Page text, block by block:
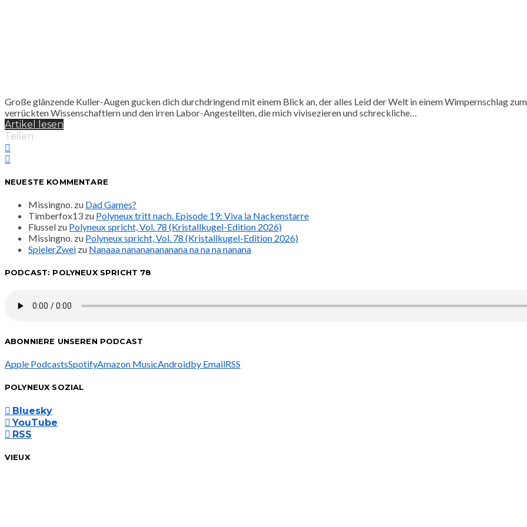
Große glänzende Kuller-Augen gucken dich durchdringend mit einem Blick an, der alles Leid der Welt in einem Wimpernschlag
verrückten Wissenschaftlern und den irren Labor-Angestellten, die mich vivisezieren und schreckliche…
Artikel lesen
Teilen
NEUESTE KOMMENTARE
Missingno. zu Dad Games?
Timberfox13 zu Polyneux tritt nach. Episode 19: Viva la Nackenstarre
Flussel zu Polyneux spricht, Vol. 78 (Kristallkugel-Edition 2026)
Missingno. zu Polyneux spricht, Vol. 78 (Kristallkugel-Edition 2026)
SpielerZwei zu Nanaaa nanananananana na na na nanana
PODCAST: POLYNEUX SPRICHT 78
ABONNIERE UNSEREN PODCAST
Apple PodcastsSpotifyAmazon MusicAndroidby EmailRSS
POLYNEUX SOZIAL
Bluesky
YouTube
RSS
VIEUX